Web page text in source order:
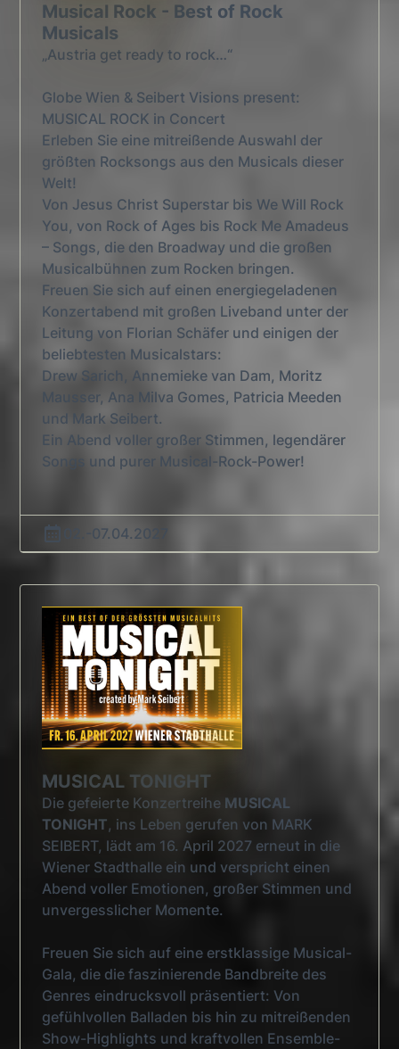
Musical Rock - Best of Rock
Musicals
„Austria get ready to rock…“
Globe Wien & Seibert Visions present:
MUSICAL ROCK in Concert
Erleben Sie eine mitreißende Auswahl der
größten Rocksongs aus den Musicals dieser
Welt!
Von Jesus Christ Superstar bis We Will Rock
You, von Rock of Ages bis Rock Me Amadeus
– Songs, die den Broadway und die großen
Musicalbühnen zum Rocken bringen.
Freuen Sie sich auf einen energiegeladenen
Konzertabend mit großen Liveband unter der
Leitung von Florian Schäfer und einigen der
beliebtesten Musicalstars:
Drew Sarich, Annemieke van Dam, Moritz
Mausser, Ana Milva Gomes, Patricia Meeden
und Mark Seibert.
Ein Abend voller großer Stimmen, legendärer
Songs und purer Musical-Rock-Power!
02.-07.04.2027
MUSICAL TONIGHT
Die gefeierte Konzertreihe MUSICAL
TONIGHT, ins Leben gerufen von MARK
SEIBERT, lädt am 16. April 2027 erneut in die
Wiener Stadthalle ein und verspricht einen
Abend voller Emotionen, großer Stimmen und
unvergesslicher Momente.
Freuen Sie sich auf eine erstklassige Musical-
Gala, die die faszinierende Bandbreite des
Genres eindrucksvoll präsentiert: Von
gefühlvollen Balladen bis hin zu mitreißenden
Show-Highlights und kraftvollen Ensemble-